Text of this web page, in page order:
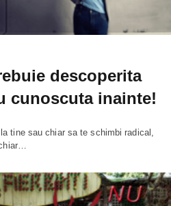
descoperita
cunoscuta inainte!
tine sau chiar sa te schimbi radical,